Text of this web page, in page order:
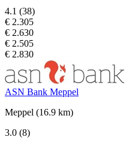
4.1 (38)
€ 2.305
€ 2.630
€ 2.505
€ 2.830
ASN Bank Meppel
Meppel (16.9 km)
3.0 (8)